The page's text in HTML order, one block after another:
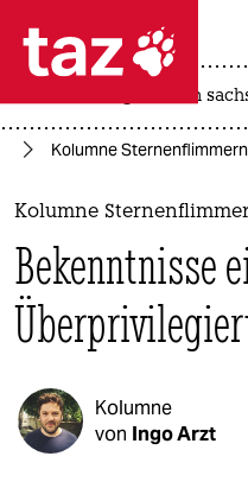
 taz
taz zahl
themen
politik
öko
kultur
landtagswahl in
Kolumne
Kolumne
Bekenntnisse
Kolumne
von Ingo Arzt